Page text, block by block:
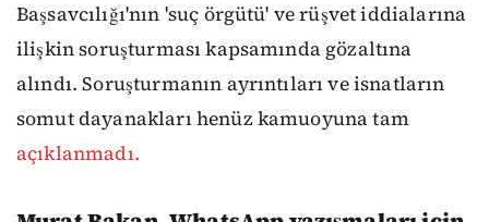
Başsavcılığı'nın 'suç örgütü' ve rüşvet iddialarına
ilişkin soruşturması kapsamında gözaltına
alındı. Soruşturmanın ayrıntıları ve isnatların
somut dayanakları henüz kamuoyuna tam
açıklanmadı.